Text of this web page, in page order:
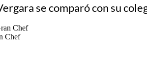
se comparó con su
Chef